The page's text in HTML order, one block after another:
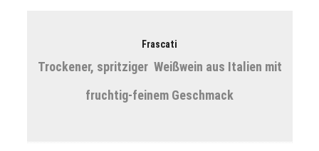
Frascati
Trockener, spritziger Weißwein aus Italien mit
fruchtig-feinem Geschmack